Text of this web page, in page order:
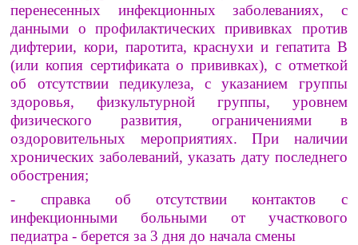
перенесенных инфекционных заболеваниях, с
данными о профилактических прививках против
дифтерии, кори, паротита, краснухи и гепатита В
(или копия сертификата о прививках), с отметкой
об отсутствии педикулеза, с указанием группы
здоровья, физкультурной группы, уровнем
физического развития, ограничениями в
оздоровительных мероприятиях. При наличии
хронических заболеваний, указать дату последнего
обострения;
- справка об отсутствии контактов с
инфекционными больными от участкового
педиатра - берется за 3 дня до начала смены